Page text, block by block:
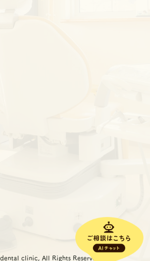
clinic, All Rights Reserved.